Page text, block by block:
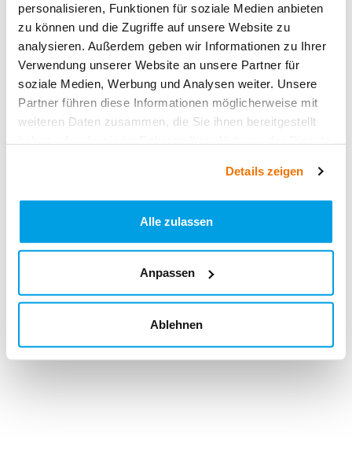
personalisieren, Funktionen für soziale Medien anbieten
zu können und die Zugriffe auf unsere Website zu
analysieren. Außerdem geben wir Informationen zu Ihrer
Verwendung unserer Website an unsere Partner für
soziale Medien, Werbung und Analysen weiter. Unsere
Partner führen diese Informationen möglicherweise mit
weiteren Daten zusammen, die Sie ihnen bereitgestellt
Details zeigen
Alle zulassen
Anpassen
Ablehnen